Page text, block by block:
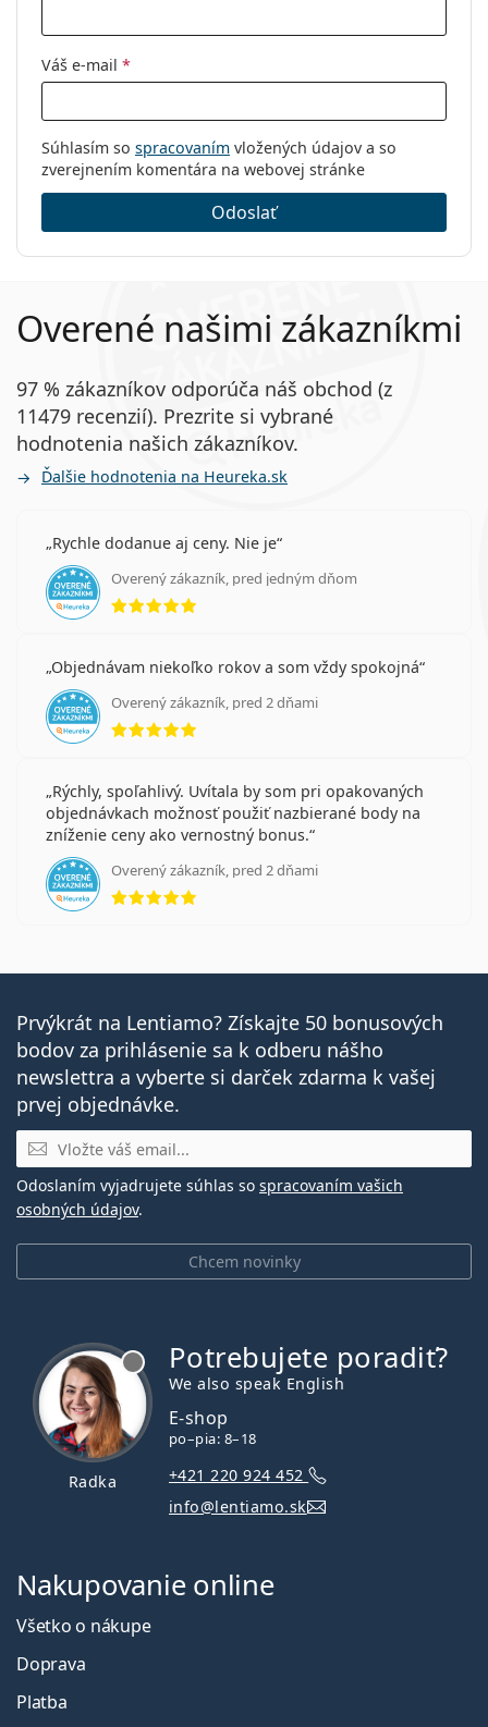
Váš e-mail *
Súhlasím so spracovaním vložených údajov a so
zverejnením komentára na webovej stránke
Odoslať
Overené našimi zákazníkmi
97 % zákazníkov odporúča náš obchod (z
11479 recenzií). Prezrite si vybrané
hodnotenia našich zákazníkov.
Ďalšie hodnotenia na Heureka.sk
Rychle dodanue aj ceny. Nie je
Overený zákazník, pred jedným dňom
hodnotenie 5 z 5
Objednávam niekoľko rokov a som vždy spokojná
Overený zákazník, pred 2 dňami
hodnotenie 5 z 5
Rýchly, spoľahlivý. Uvítala by som pri opakovaných
objednávkach možnosť použiť nazbierané body na
zníženie ceny ako vernostný bonus.
Overený zákazník, pred 2 dňami
hodnotenie 5 z 5
Prvýkrát na Lentiamo? Získajte 50 bonusových
bodov za prihlásenie sa k odberu nášho
newslettra a vyberte si darček zdarma k vašej
prvej objednávke.
E-mail
Chcem novinky
Odoslaním vyjadrujete súhlas so spracovaním vašich
osobných údajov.
Radka
Potrebujete poradiť?
We also speak English
E-shop
po–pia: 8–18
+421 220 924 452
info@lentiamo.sk
Nakupovanie online
Všetko o nákupe
Doprava
Platba